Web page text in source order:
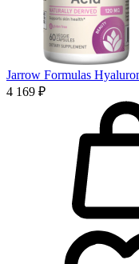
Jarrow Formulas
4 169 ₽